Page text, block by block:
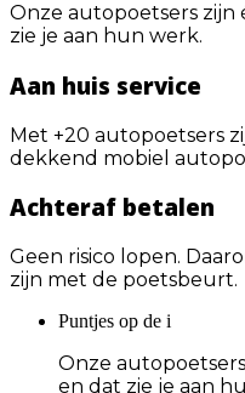
Onze autopoetsers
zie je aan hun werk.
Aan huis service
Met +20 autopoetsers
dekkend mobiel
Achteraf betalen
Geen risico lopen.
zijn met de poetsbeurt.
Puntjes op de i
Onze
en dat zie je aan